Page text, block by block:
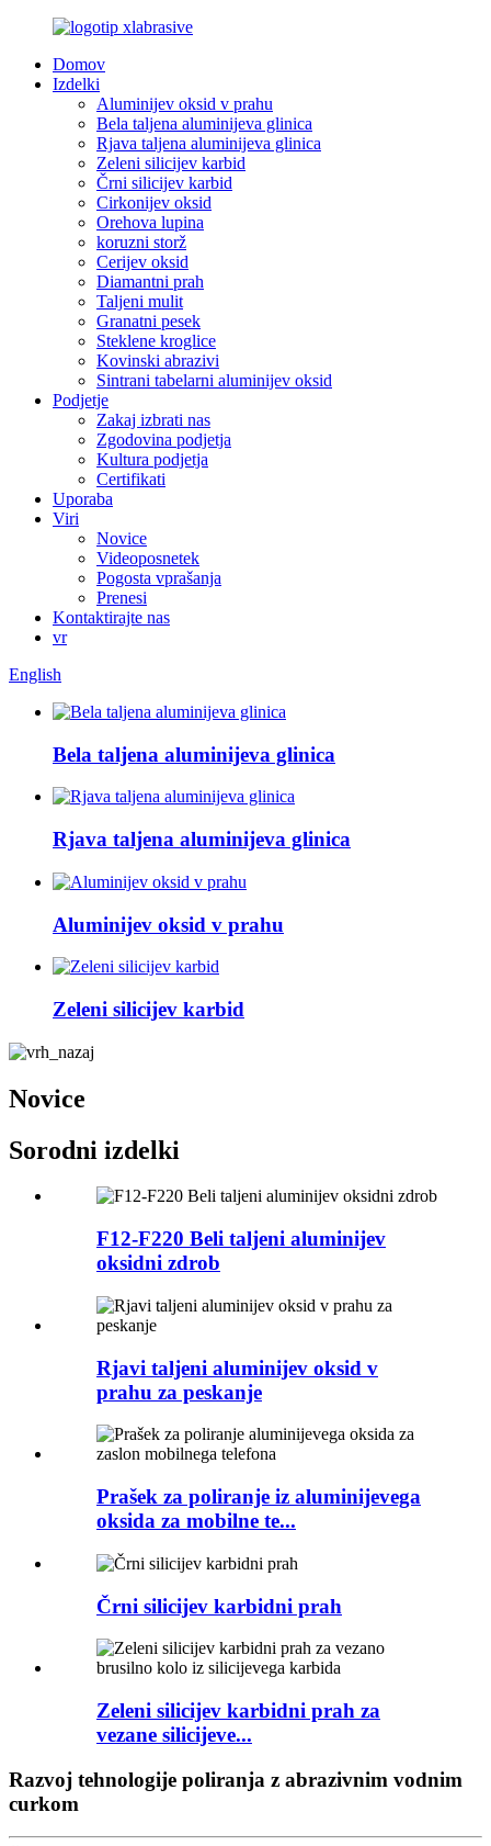
Domov
Izdelki
Aluminijev oksid v prahu
Bela taljena aluminijeva glinica
Rjava taljena aluminijeva glinica
Zeleni silicijev karbid
Črni silicijev karbid
Cirkonijev oksid
Orehova lupina
koruzni storž
Cerijev oksid
Diamantni prah
Taljeni mulit
Granatni pesek
Steklene kroglice
Kovinski abrazivi
Sintrani tabelarni aluminijev oksid
Podjetje
Zakaj izbrati nas
Zgodovina podjetja
Kultura podjetja
Certifikati
Uporaba
Viri
Novice
Videoposnetek
Pogosta vprašanja
Prenesi
Kontaktirajte nas
vr
English
Bela taljena aluminijeva glinica
Rjava taljena aluminijeva glinica
Aluminijev oksid v prahu
Zeleni silicijev karbid
Novice
Sorodni izdelki
F12-F220 Beli taljeni aluminijev
oksidni zdrob
Rjavi taljeni aluminijev oksid v
prahu za peskanje
Prašek za poliranje iz aluminijevega
oksida za mobilne te...
Črni silicijev karbidni prah
Zeleni silicijev karbidni prah za
vezane silicijeve...
Razvoj tehnologije poliranja z abrazivnim vodnim
curkom